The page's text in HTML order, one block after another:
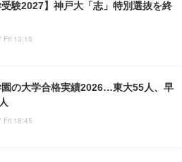
受験2027】神戸大「志」特別選抜を終
Fri 13:15
園の大学合格実績2026…東大55人、早
Fri 18:45